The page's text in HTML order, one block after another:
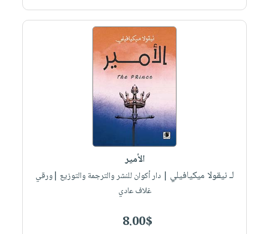
الأمير
لـ نيقولا ميكيافيلي | دار أكوان للنشر والترجمة والتوزيع |ورقي
غلاف عادي
8.00$